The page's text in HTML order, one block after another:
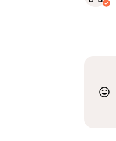
sentiment_very_satisfied